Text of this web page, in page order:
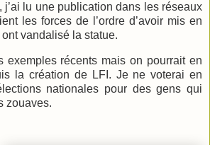
j’ai lu une publication dans les réseaux
les forces de l’ordre d’avoir mis en
vandalisé la statue.
exemples récents mais on pourrait en
la création de LFI. Je ne voterai en
nationales pour des gens qui
zouaves.